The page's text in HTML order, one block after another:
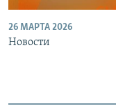
26 МАРТА 2026
Новости